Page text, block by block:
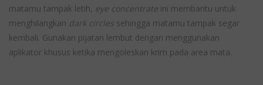
matamu tampak letih, eye concentrate ini membantu untuk
menghilangkan dark circles sehingga matamu tampak segar
kembali. Gunakan pijatan lembut dengan menggunakan
aplikator khusus ketika mengoleskan krim pada area mata.